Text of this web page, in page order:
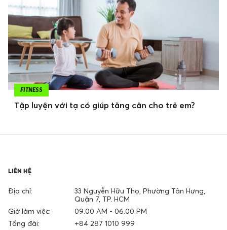
FITNESS
Tập luyện với tạ có giúp tăng cân cho trẻ em?
LIÊN HỆ
Địa chỉ:
33 Nguyễn Hữu Thọ, Phường Tân Hưng,
Quận 7, TP. HCM
Giờ làm việc:
09.00 AM - 06.00 PM
Tổng đài:
+84 287 1010 999